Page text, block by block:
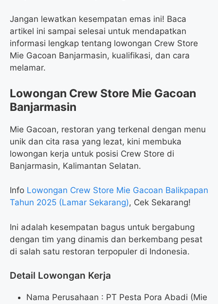
Jangan lewatkan kesempatan emas ini! Baca
artikel ini sampai selesai untuk mendapatkan
informasi lengkap tentang lowongan Crew Store
Mie Gacoan Banjarmasin, kualifikasi, dan cara
melamar.
Lowongan Crew Store Mie Gacoan
Banjarmasin
Mie Gacoan, restoran yang terkenal dengan menu
unik dan cita rasa yang lezat, kini membuka
lowongan kerja untuk posisi Crew Store di
Banjarmasin, Kalimantan Selatan.
Info Lowongan Crew Store Mie Gacoan Balikpapan
Tahun 2025 (Lamar Sekarang), Cek Sekarang!
Ini adalah kesempatan bagus untuk bergabung
dengan tim yang dinamis dan berkembang pesat
di salah satu restoran terpopuler di Indonesia.
Detail Lowongan Kerja
Nama Perusahaan : PT Pesta Pora Abadi (Mie